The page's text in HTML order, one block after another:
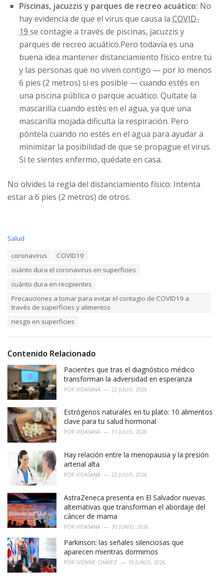
Piscinas, jacuzzis y parques de recreo acuático: No
hay evidencia de que el virus que causa la COVID-
19 se contagie a través de piscinas, jacuzzis y
parques de recreo acuático.Pero todavía es una
buena idea mantener distanciamiento físico entre tú
y las personas que no viven contigo — por lo menos
6 pies (2 metros) si es posible — cuando estés en
una piscina pública o parque acuático. Quítate la
mascarilla cuando estés en el agua, ya que una
mascarilla mojada dificulta la respiración. Pero
póntela cuando no estés en el agua para ayudar a
minimizar la posibilidad de que se propague el virus.
Si te sientes enfermo, quédate en casa.
No olvides la regla del distanciamiento físico: Intenta
estar a 6 pies (2 metros) de otros.
C
Salud
coronavirus
COVID19
cuánto dura el coronavirus en superficies
cuánto dura en recipientes
Precauciones a tomar para evitar el contagio de COVID19 a
través de superficies y alimentos
riesgo en superficies
Contenido Relacionado
Pacientes que tras el diagnóstico médico
transforman la adversidad en esperanza
POR VIDASANA 22 JULIO, 2026
Estrógenos naturales en tu plato: 10 alimentos
clave para tu salud hormonal
POR VIDASANA 31 JULIO, 2026
Hay relación entre la menopausia y la presión
arterial alta
POR VIDASANA 22 JULIO, 2026
AstraZeneca presenta en El Salvador nuevas
alternativas que transforman el abordaje del
cáncer de mama
POR VIDASANA 30 JUNIO, 2026
Parkinson: las señales silenciosas que
aparecen mientras dormimos
POR IVONNE CHÁVEZ 10 JUNIO, 2026